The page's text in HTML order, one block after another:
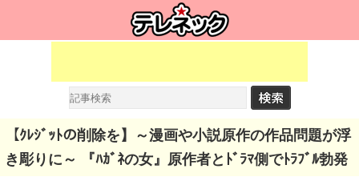
【ｸﾚｼﾞｯﾄの削除を】～漫画や小説原作の作品問題が浮
き彫りに～ 『ﾊｶﾞﾈの女』原作者とﾄﾞﾗﾏ側でﾄﾗﾌﾞﾙ勃発